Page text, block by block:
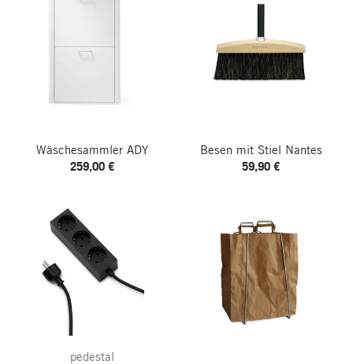
Wäschesammler ADY
259,00 €
Besen mit Stiel Nantes
59,90 €
pedestal